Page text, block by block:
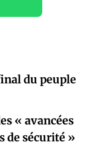
du peuple
« avancées
de sécurité »